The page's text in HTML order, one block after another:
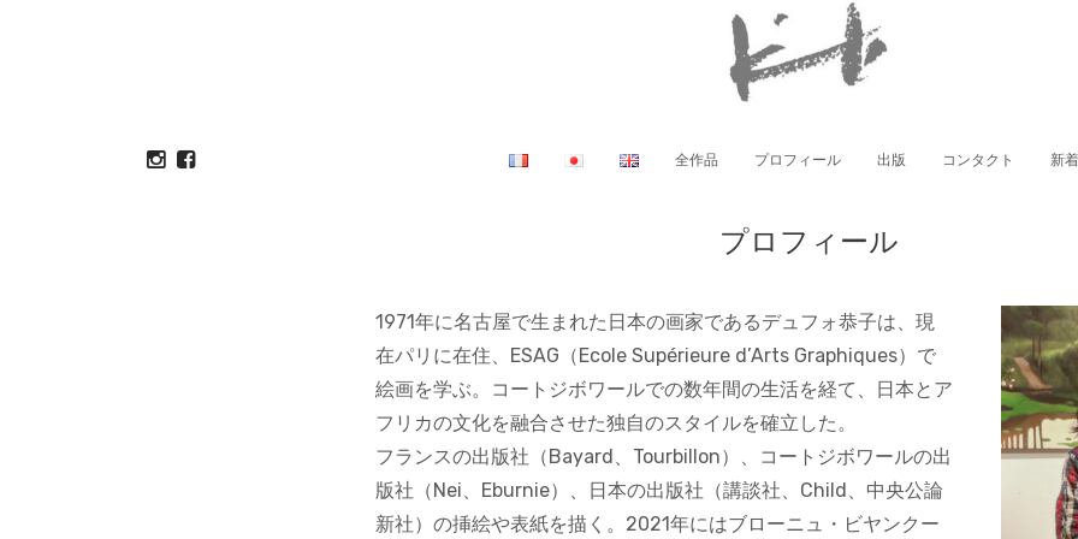
全作品 プロフィール 出版 コンタクト 新
プロフィール
1971年に名古屋で生まれた日本の画家であるデュフォ恭子は、現
在パリに在住、ESAG（Ecole Supérieure d’Arts Graphiques）で
絵画を学ぶ。コートジボワールでの数年間の生活を経て、日本とア
フリカの文化を融合させた独自のスタイルを確立した。
フランスの出版社（Bayard、Tourbillon）、コートジボワールの出
版社（Nei、Eburnie）、日本の出版社（講談社、Child、中央公論
新社）の挿絵や表紙を描く。2021年にはブローニュ・ビヤンクー